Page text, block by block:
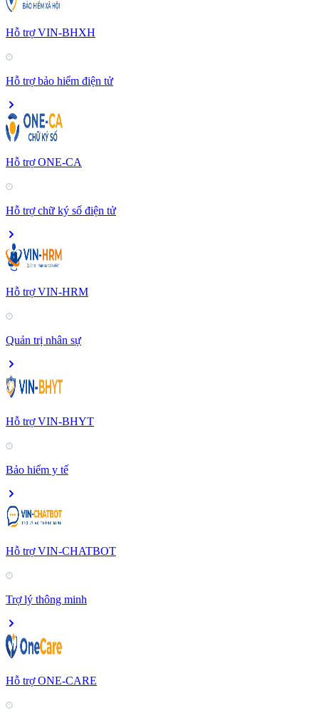
Hỗ trợ VIN-BHXH
Hỗ trợ bảo hiểm điện tử
Hỗ trợ ONE-CA
Hỗ trợ chữ ký số điện tử
Hỗ trợ VIN-HRM
Quản trị nhân sự
Hỗ trợ VIN-BHYT
Bảo hiểm y tế
Hỗ trợ VIN-CHATBOT
Trợ lý thông minh
Hỗ trợ ONE-CARE